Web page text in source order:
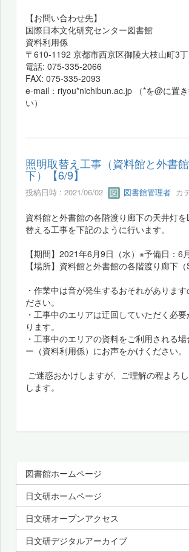
【お問い合わせ先】
国際日本文化研究センター図書館
資料利用係
〒610-1192 京都市西京区御陵大枝山町3
電話: 075-335-2066
FAX: 075-335-2093
e-mail：riyou*nichibun.ac.jp （*を@に置
い）
照明取替え工事（資料館と外書
下）【6/9】
投稿日時 : 2021/06/02 図書館管理者 カ
資料館と外書館の各階渡り廊下の天井灯を
替える工事を下記のように行います。
【期間】2021年6月9日（水）※予備日：6
【場所】資料館と外書館の各階渡り廊下（
・作業中は音が発生するおそれがあります
ださい。
・工事中のエリアは迂回していただく必
ります。
・工事中のエリアの資料をご利用される
ー（資料利用係）にお声をかけください。
ご迷惑おかけしますが、ご理解の程よろ
します。
図書館ホームページ
日文研ホームページ
日文研オープンアクセス
日文研デジタルアーカイブ